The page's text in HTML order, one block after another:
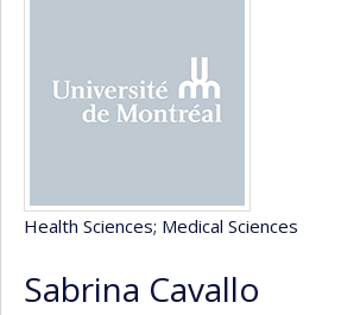
Health Sciences; Medical Sciences
Sabrina Cavallo